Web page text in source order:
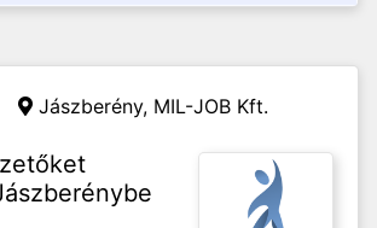
Jászberény, MIL-JOB Kft.